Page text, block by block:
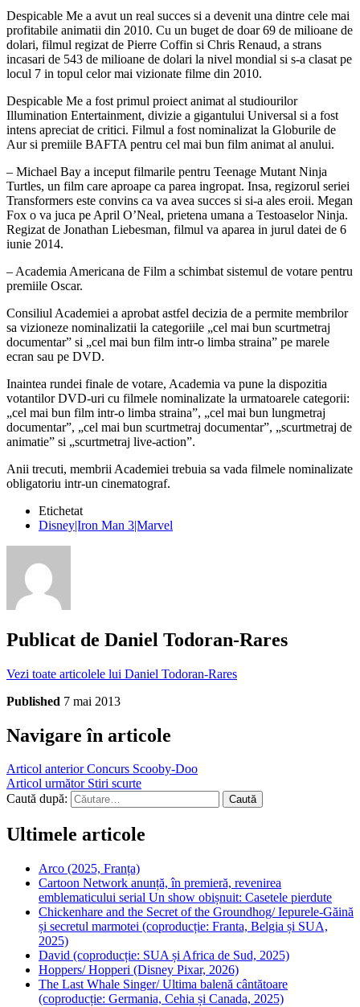
Despicable Me a avut un real succes si a devenit una dintre cele mai
profitabile animatii din 2010. Cu un buget de doar 69 de milioane de
dolari, filmul regizat de Pierre Coffin si Chris Renaud, a strans
incasari de 543 de milioane de dolari la nivel mondial si s-a clasat pe
locul 7 in topul celor mai vizionate filme din 2010.
Despicable Me a fost primul proiect animat al studiourilor
Illumination Entertainment, divizie a gigantului Universal si a fost
intens apreciat de critici. Filmul a fost nominalizat la Globurile de
Aur si premiile BAFTA pentru cel mai bun film animat al anului.
– Michael Bay a inceput filmarile pentru Teenage Mutant Ninja
Turtles, un film care aproape ca parea ingropat. Insa, regizorul seriei
Transformers este convins ca va avea succes si si-a ales eroii. Megan
Fox o va juca pe April O’Neal, prietena umana a Testoaselor Ninja.
Regizat de Jonathan Liebesman, filmul va aparea in jurul datei de 6
iunie 2014.
– Academia Americana de Film a schimbat sistemul de votare pentru
premiile Oscar.
Consiliul Academiei a aprobat astfel decizia de a permite membrilor
sa vizioneze nominalizatii la categoriile „cel mai bun scurtmetraj
documentar” si „cel mai bun film intr-o limba straina” pe marele
ecran sau pe DVD.
Inaintea rundei finale de votare, Academia va pune la dispozitia
votantilor DVD-uri cu filmele nominalizate la urmatoarele categorii:
„cel mai bun film intr-o limba straina”, „cel mai bun lungmetraj
documentar”, „cel mai bun scurtmetraj documentar”, „scurtmetraj de
animatie” si „scurtmetraj live-action”.
Anii trecuti, membrii Academiei trebuia sa vada filmele nominalizate
obligatoriu intr-un cinematograf.
Etichetat
Disney|Iron Man 3|Marvel
Publicat de Daniel Todoran-Rares
Vezi toate articolele lui Daniel Todoran-Rares
Published 7 mai 2013
Navigare în articole
Articol anteriorConcurs Scooby-Doo
Articol următorStiri scurte
Caută după:
Ultimele articole
Arco (2025, Franța)
Cartoon Network anunță, în premieră, revenirea
emblematicului serial Un show obișnuit: Casetele pierdute
Chickenhare and the Secret of the Groundhog/ Iepurele-Găină
și secretul marmotei (coproducție: Franta, Belgia și SUA,
2025)
David (coproducție: SUA și Africa de Sud, 2025)
Hoppers/ Hopperi (Disney Pixar, 2026)
The Last Whale Singer/ Ultima balenă cântătoare
(coproducție: Germania, Cehia și Canada, 2025)